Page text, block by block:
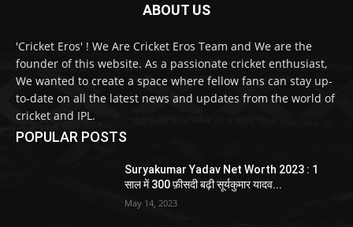
ABOUT US
'Cricket Eros' ! We Are Cricket Eros Team and We are the
founder of this website. As a passionate cricket enthusiast,
We wanted to create a space where fellow fans can stay up-
to-date on all the latest news and updates from the world of
cricket and IPL.
POPULAR POSTS
Suryakumar Yadav Net Worth 2023 : 1
साल में 300 फ़ीसदी बढ़ी सूर्यकुमार यादव...
May 14, 2023